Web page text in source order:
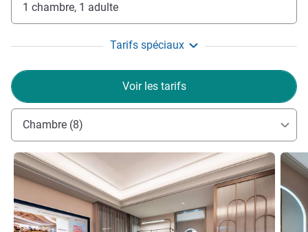
1 chambre, 1 adulte
Tarifs spéciaux
Voir les tarifs
Chambre (8)
Voir les détails Voir